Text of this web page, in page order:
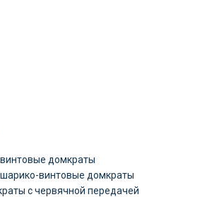
домкраты
винтовые домкраты
с червячной передачей